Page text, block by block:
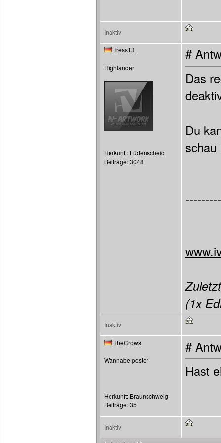
Inaktiv
Tress13
Highlander
Herkunft: Lüdenscheid
Beiträge: 3048
#
Das
Du
schau
(1x
Inaktiv
TheCrows
Wannabe poster
Herkunft: Braunschweig
Beiträge: 35
#
Hast
Inaktiv